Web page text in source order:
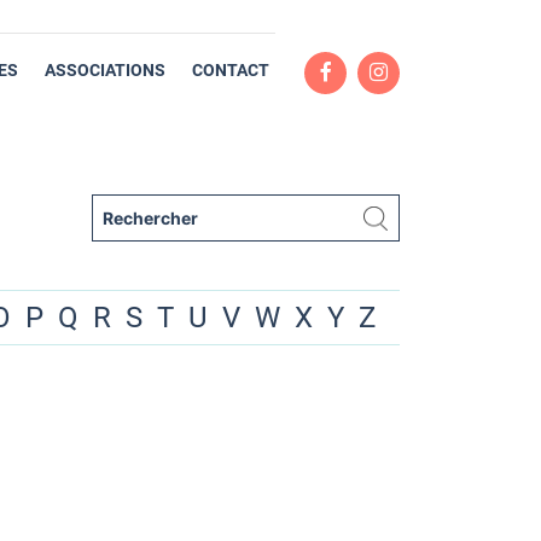
ASSOCIATIONS CONTACT
P Q R S T U V W X Y Z